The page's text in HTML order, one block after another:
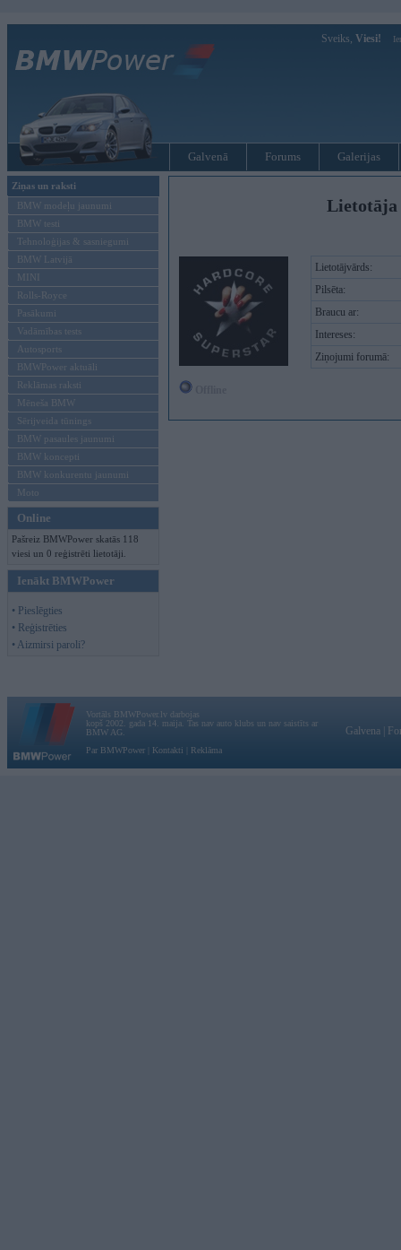
Sveiks, Viesi!
Galvenā Forums Galerijas
Ziņas un raksti
BMW modeļu jaunumi
BMW testi
Tehnoloģijas & sasniegumi
BMW Latvijā
MINI
Rolls-Royce
Pasākumi
Vadāmības tests
Autosports
BMWPower aktuāli
Reklāmas raksti
Mēneša BMW
Sērijveida tūnings
BMW pasaules jaunumi
BMW koncepti
BMW konkurentu jaunumi
Moto
Online
Pašreiz BMWPower skatās 118
viesi un 0 reģistrēti lietotāji.
Ienākt BMWPower
• Pieslēgties
• Reģistrēties
• Aizmirsi paroli?
Lietotāja
Lietotājvārds:
Pilsēta:
Braucu ar:
Intereses:
Ziņojumi forumā:
Vortāls BMWPower.lv darbojas
kopš 2002. gada 14. maija. Tas nav auto klubs un nav saistīts ar
BMW AG.
Par BMWPower
Kontakti Reklāma
Galvena